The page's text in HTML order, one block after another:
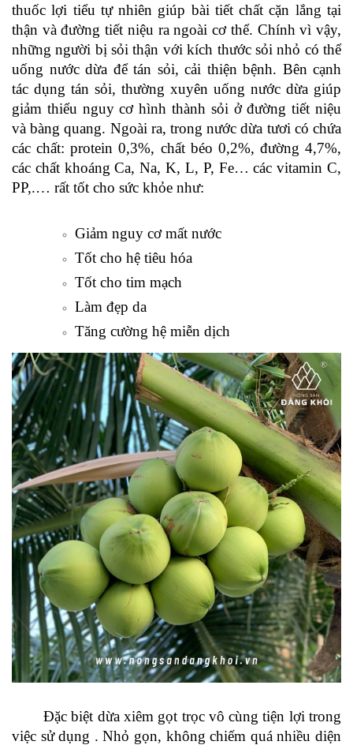
thuốc lợi tiểu tự nhiên giúp bài tiết chất cặn lắng tại
thận và đường tiết niệu ra ngoài cơ thể. Chính vì vậy,
những người bị sỏi thận với kích thước sỏi nhỏ có thể
uống nước dừa để tán sỏi, cải thiện bệnh. Bên cạnh
tác dụng tán sỏi, thường xuyên uống nước dừa giúp
giảm thiểu nguy cơ hình thành sỏi ở đường tiết niệu
và bàng quang. Ngoài ra, trong nước dừa tươi có chứa
các chất: protein 0,3%, chất béo 0,2%, đường 4,7%,
các chất khoáng Ca, Na, K, L, P, Fe… các vitamin C,
PP,.… rất tốt cho sức khỏe như:
Giảm nguy cơ mất nước
Tốt cho hệ tiêu hóa
Tốt cho tim mạch
Làm đẹp da
Tăng cường hệ miễn dịch
Đặc biệt dừa xiêm gọt trọc vô cùng tiện lợi trong
việc sử dụng . Nhỏ gọn, không chiếm quá nhiều diện